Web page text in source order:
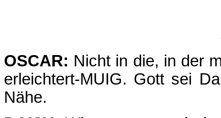
OSCAR: Nicht in die, in der
erleichtert-MUIG. Gott sei
Nähe.